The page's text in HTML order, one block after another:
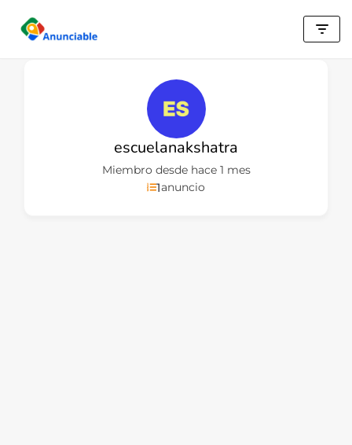
Saltar
escuelanakshatra
Miembro desde hace 1 mes
1anuncio